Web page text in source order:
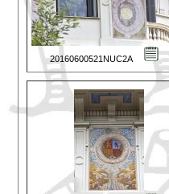
20160600521NUC2A